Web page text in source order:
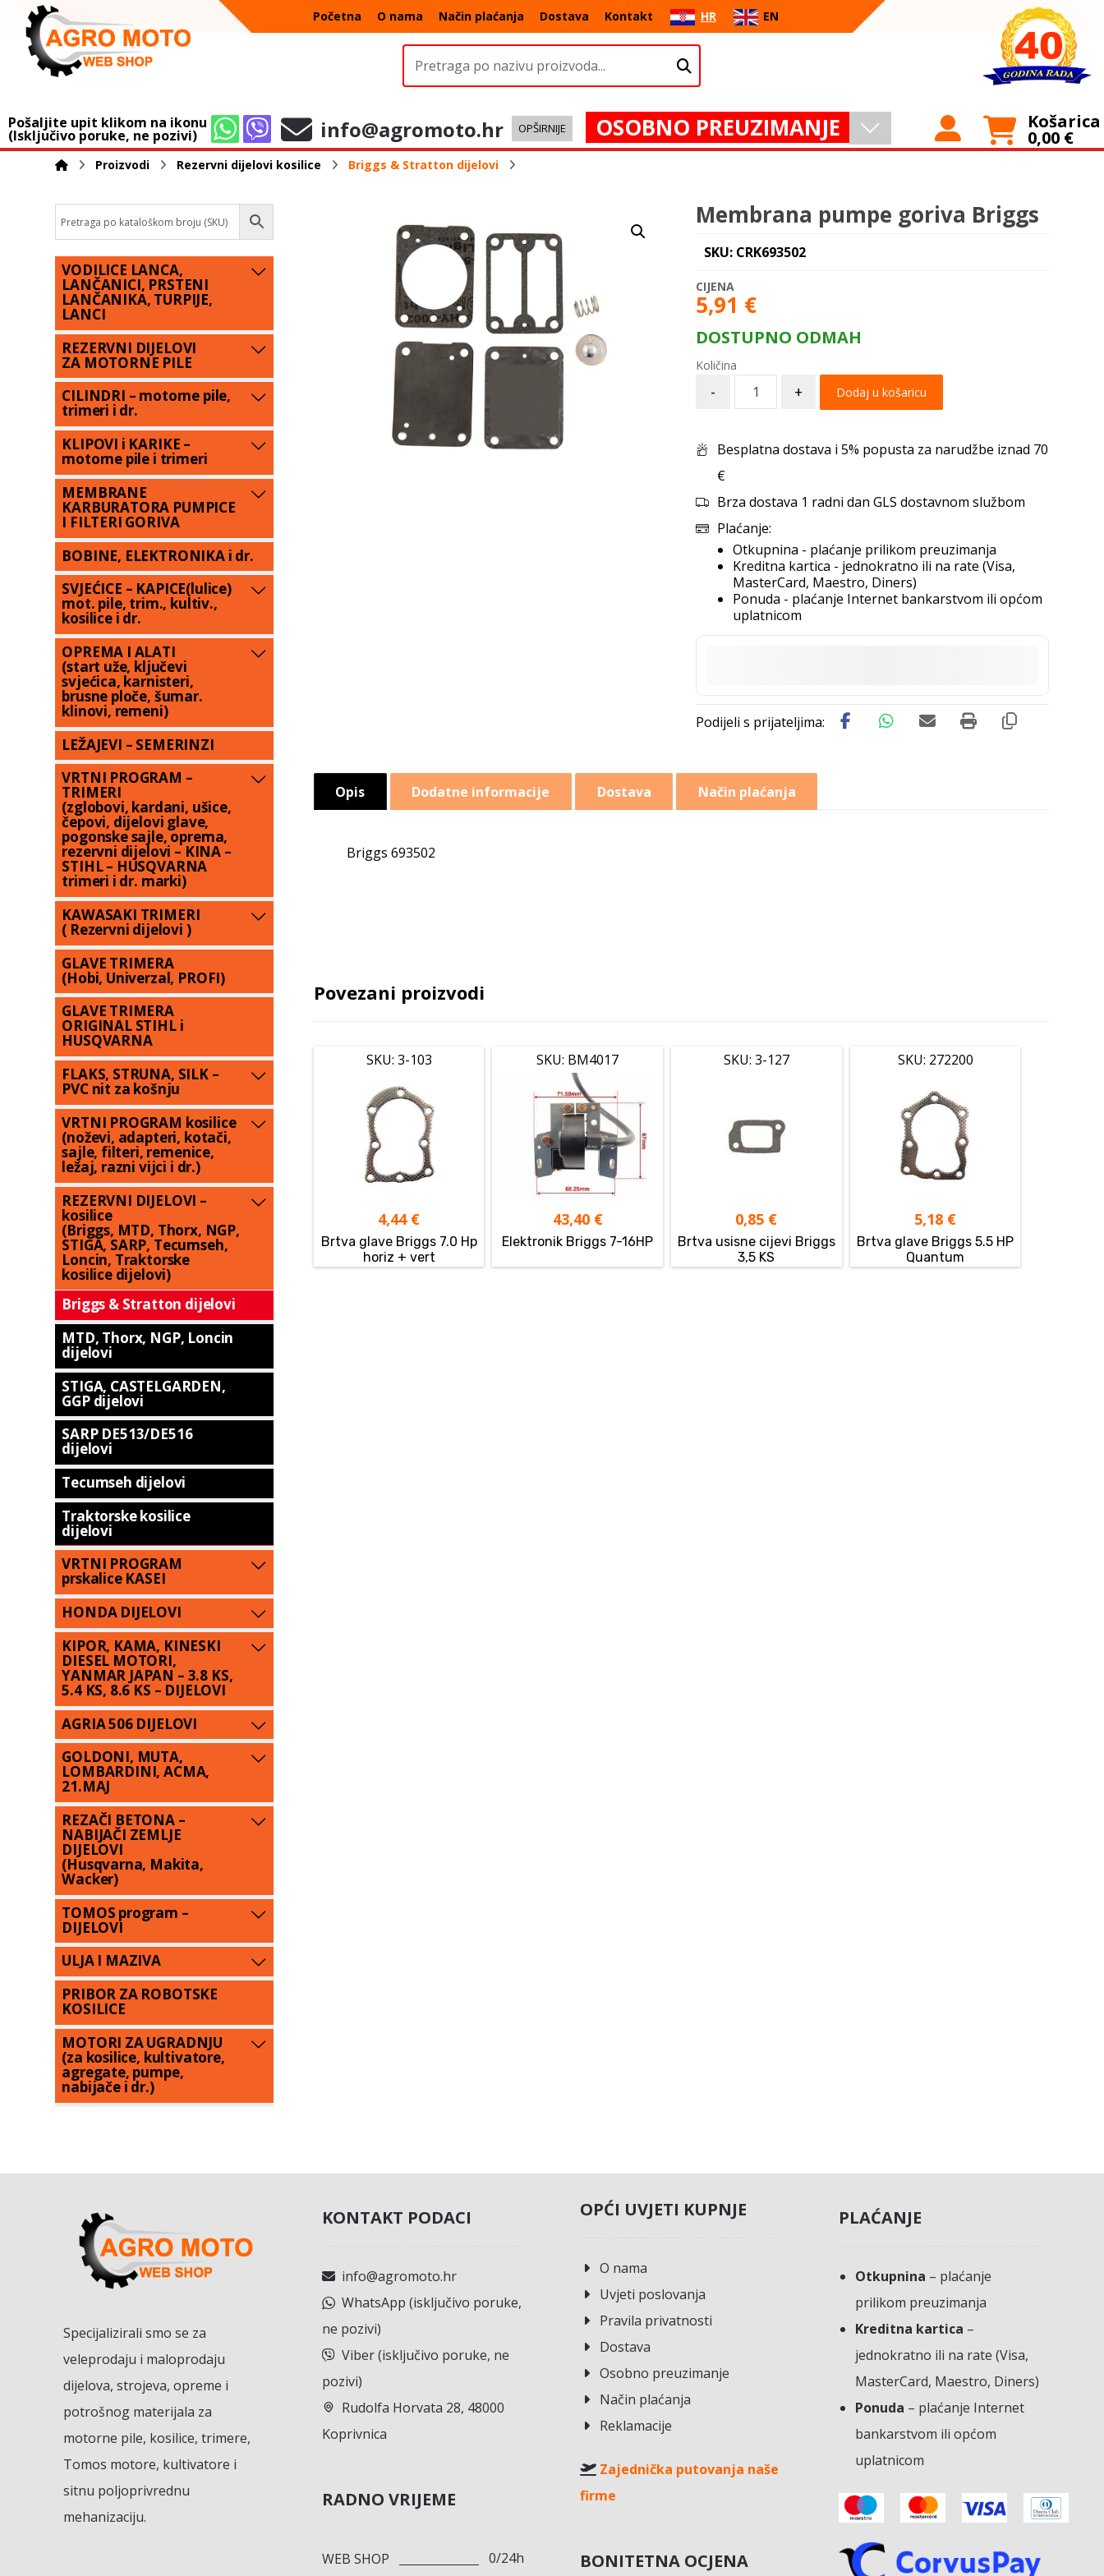
Početna O nama Način plaćanja Dostava Kontakt HR EN
Pošaljite upit klikom na ikonu
(Isključivo poruke, ne pozivi) info@agromoto.hr OPŠIRNIJE OSOBNO PREUZIMANJE Košarica
0,00 €
Proizvodi Rezervni dijelovi kosilice Briggs & Stratton dijelovi
Membrana pumpe goriva Briggs
SKU: CRK693502
5,91 €
DOSTUPNO ODMAH
- + Dodaj u košaricu
Besplatna dostava i 5% popusta za narudžbe iznad 70
€
Brza dostava 1 radni dan GLS dostavnom službom
Plaćanje:
Otkupnina - plaćanje prilikom preuzimanja
Kreditna kartica - jednokratno ili na rate (Visa,
MasterCard, Maestro, Diners)
Ponuda - plaćanje Internet bankarstvom ili općom
uplatnicom
Opis Dodatne informacije Dostava Način plaćanja
Briggs 693502
Povezani proizvodi
SKU: 3-103
4,44 €
Brtva glave Briggs 7.0 Hp
horiz + vert
SKU: BM4017
43,40 €
Elektronik Briggs 7-16HP
SKU: 3-127
0,85 €
Brtva usisne cijevi Briggs
3,5 KS
SKU: 272200
5,18 €
Brtva glave Briggs 5.5 HP
Quantum
VODILICE LANCA,
LANČANICI, PRSTENI
LANČANIKA, TURPIJE,
LANCI
REZERVNI DIJELOVI
ZA MOTORNE PILE
CILINDRI – motorne pile,
trimeri i dr.
KLIPOVI i KARIKE –
motorne pile i trimeri
MEMBRANE
KARBURATORA PUMPICE
I FILTERI GORIVA
BOBINE, ELEKTRONIKA i dr.
SVJEĆICE – KAPICE(lulice)
mot. pile, trim., kultiv.,
kosilice i dr.
OPREMA I ALATI
(start uže, ključevi
svjećica, karnisteri,
brusne ploče, šumar.
klinovi, remeni)
LEŽAJEVI – SEMERINZI
VRTNI PROGRAM –
TRIMERI
(zglobovi, kardani, ušice,
čepovi, dijelovi glave,
pogonske sajle, oprema,
rezervni dijelovi – KINA –
STIHL – HUSQVARNA
trimeri i dr. marki)
KAWASAKI TRIMERI
( Rezervni dijelovi )
GLAVE TRIMERA
(Hobi, Univerzal, PROFI)
GLAVE TRIMERA
ORIGINAL STIHL i
HUSQVARNA
FLAKS, STRUNA, SILK –
PVC nit za košnju
VRTNI PROGRAM kosilice
(noževi, adapteri, kotači,
sajle, filteri, remenice,
ležaj, razni vijci i dr.)
REZERVNI DIJELOVI –
kosilice
(Briggs, MTD, Thorx, NGP,
STIGA, SARP, Tecumseh,
Loncin, Traktorske
kosilice dijelovi)
Briggs & Stratton dijelovi
MTD, Thorx, NGP, Loncin
dijelovi
STIGA, CASTELGARDEN,
GGP dijelovi
SARP DE513/DE516
dijelovi
Tecumseh dijelovi
Traktorske kosilice
dijelovi
VRTNI PROGRAM
prskalice KASEI
HONDA DIJELOVI
KIPOR, KAMA, KINESKI
DIESEL MOTORI,
YANMAR JAPAN – 3.8 KS,
5.4 KS, 8.6 KS – DIJELOVI
AGRIA 506 DIJELOVI
GOLDONI, MUTA,
LOMBARDINI, ACMA,
21.MAJ
REZAČI BETONA –
NABIJAČI ZEMLJE
DIJELOVI
(Husqvarna, Makita,
Wacker)
TOMOS program –
DIJELOVI
ULJA I MAZIVA
PRIBOR ZA ROBOTSKE
KOSILICE
MOTORI ZA UGRADNJU
(za kosilice, kultivatore,
agregate, pumpe,
nabijače i dr.)
Specijalizirali smo se za
veleprodaju i maloprodaju
dijelova, strojeva, opreme i
potrošnog materijala za
motorne pile, kosilice, trimere,
Tomos motore, kultivatore i
sitnu poljoprivrednu
mehanizaciju.
KONTAKT PODACI
info@agromoto.hr
WhatsApp (isključivo poruke,
ne pozivi)
Viber (isključivo poruke, ne
pozivi)
Rudolfa Horvata 28, 48000
Koprivnica
RADNO VRIJEME
WEB SHOP 0/24h
OPĆI UVJETI KUPNJE
O nama
Uvjeti poslovanja
Pravila privatnosti
Dostava
Osobno preuzimanje
Način plaćanja
Reklamacije
Zajednička putovanja naše
firme
BONITETNA OCJENA
PLAĆANJE
Otkupnina – plaćanje
prilikom preuzimanja
Kreditna kartica –
jednokratno ili na rate (Visa,
MasterCard, Maestro, Diners)
Ponuda – plaćanje Internet
bankarstvom ili općom
uplatnicom